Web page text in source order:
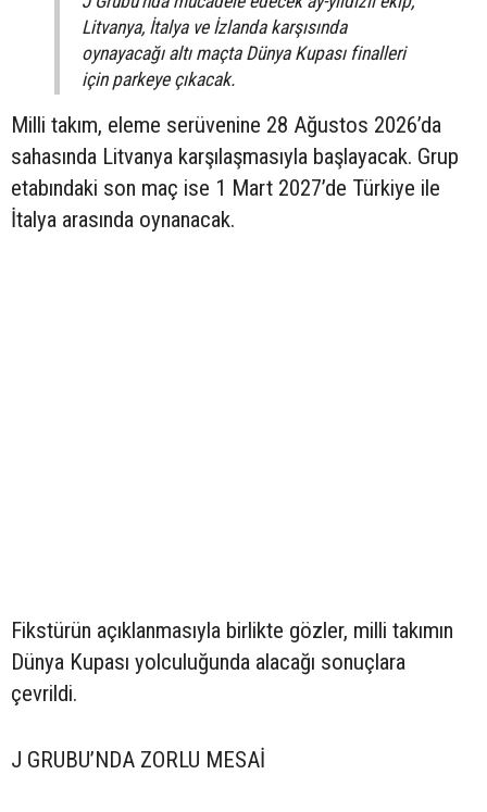
Litvanya, İtalya ve İzlanda karşısında
oynayacağı altı maçta Dünya Kupası finalleri
için parkeye çıkacak.
Milli takım, eleme serüvenine 28 Ağustos 2026’da
sahasında Litvanya karşılaşmasıyla başlayacak. Grup
etabındaki son maç ise 1 Mart 2027’de Türkiye ile
İtalya arasında oynanacak.
Fikstürün açıklanmasıyla birlikte gözler, milli takımın
Dünya Kupası yolculuğunda alacağı sonuçlara
çevrildi.
J GRUBU’NDA ZORLU MESAİ